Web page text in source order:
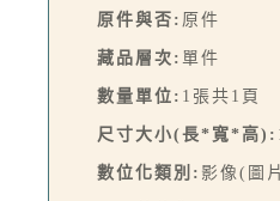
原件與否: 原件
藏品層次: 單件
數量單位: 1張共1頁
尺寸大小(長*寬*高):
數位化類別: 影像(圖